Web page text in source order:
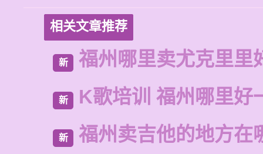
相关文章推荐
新 福州哪里卖尤克里里
新 K歌培训 福州哪里好
新 福州卖吉他的地方在